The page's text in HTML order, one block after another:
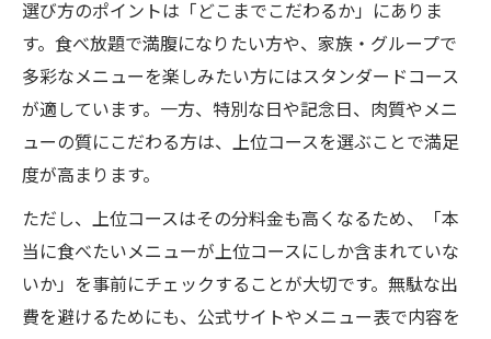
選び方のポイントは「どこまでこだわるか」にありま
す。食べ放題で満腹になりたい方や、家族・グループで
多彩なメニューを楽しみたい方にはスタンダードコース
が適しています。一方、特別な日や記念日、肉質やメニ
ューの質にこだわる方は、上位コースを選ぶことで満足
度が高まります。
ただし、上位コースはその分料金も高くなるため、「本
当に食べたいメニューが上位コースにしか含まれていな
いか」を事前にチェックすることが大切です。無駄な出
費を避けるためにも、公式サイトやメニュー表で内容を